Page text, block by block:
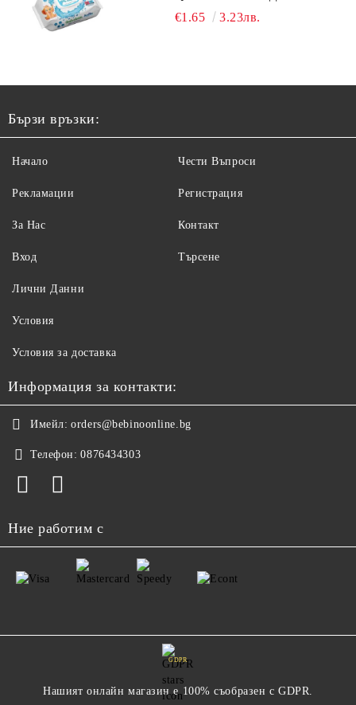
€1.65 3.23лв.
Бързи връзки:
Начало
Рекламации
За Нас
Вход
Чести Въпроси
Регистрация
Контакт
Търсене
Лични Данни
Условия
Условия за доставка
Информация за контакти:
Имейл: orders@bebinoonline.bg
Телефон: 0876434303
Ние работим с
GDPR
Нашият онлайн магазин е 100% съобразен с GDPR.